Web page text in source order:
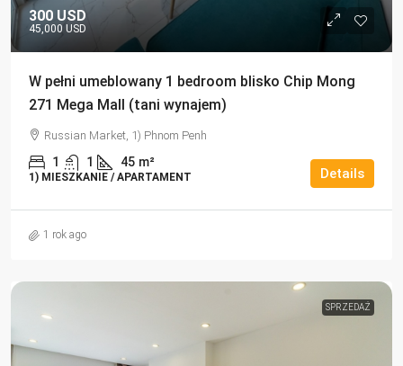
300 USD
45,000 USD
W pełni umeblowany 1 bedroom blisko Chip Mong
271 Mega Mall (tani wynajem)
Russian Market, 1) Phnom Penh
1 1 45 m²
1) MIESZKANIE / APARTAMENT Details
1 rok ago
SPRZEDAŻ